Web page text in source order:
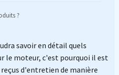
?
savoir en détail quels
le moteur, c'est pourquoi il est
d'entretien de manière